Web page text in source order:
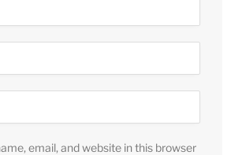
email, and website in this browser